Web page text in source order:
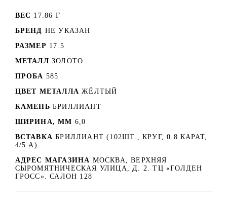
ВЕС 17.86 Г
БРЕНД НЕ УКАЗАН
РАЗМЕР 17.5
МЕТАЛЛ ЗОЛОТО
ПРОБА 585
ЦВЕТ МЕТАЛЛА ЖЁЛТЫЙ
КАМЕНЬ БРИЛЛИАНТ
ШИРИНА, ММ 6,0
ВСТАВКА БРИЛЛИАНТ (102ШТ., КРУГ, 0.8 КАРАТ,
4/5 А)
АДРЕС МАГАЗИНА МОСКВА, ВЕРХНЯЯ
СЫРОМЯТНИЧЕСКАЯ УЛИЦА, Д. 2. ТЦ «ГОЛДЕН
ГРОСС». САЛОН 128